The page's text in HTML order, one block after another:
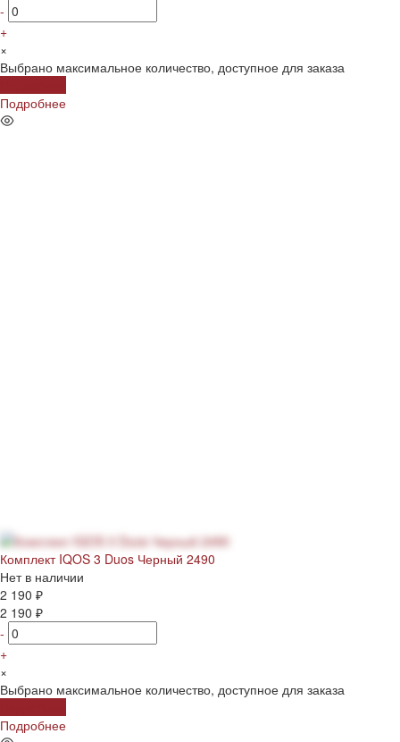
-
+
×
Выбрано максимальное количество, доступное для заказа
Подробнее
Комплект IQOS 3 Duos Черный 2490
Нет в наличии
2 190 ₽
2 190 ₽
-
+
×
Выбрано максимальное количество, доступное для заказа
Подробнее